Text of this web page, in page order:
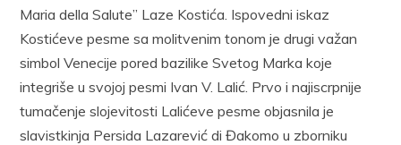
Maria della Salute” Laze Kostića. Ispovedni iskaz
Kostićeve pesme sa molitvenim tonom je dru­gi važan
simbol Venecije pored bazilike Svetog Marka koje
integri­še u svojoj pesmi Ivan V. Lalić. Prvo i najiscrpnije
tumačenje sloje­vitosti Lalićeve pesme objasnila je
slavistkinja Persida Lazarević di Đakomo u zborniku